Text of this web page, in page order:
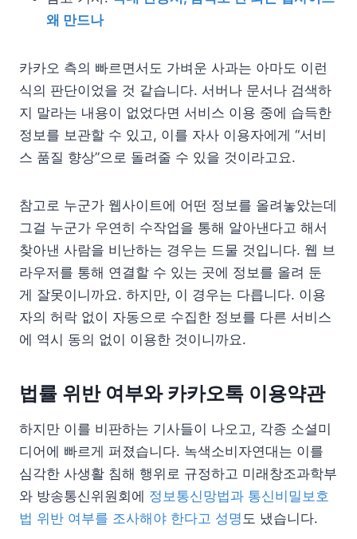
왜 만드나
카카오 측의 빠르면서도 가벼운 사과는 아마도 이런
식의 판단이었을 것 같습니다. 서버나 문서나 검색하
지 말라는 내용이 없었다면 서비스 이용 중에 습득한
정보를 보관할 수 있고, 이를 자사 이용자에게 “서비
스 품질 향상”으로 돌려줄 수 있을 것이라고요.
참고로 누군가 웹사이트에 어떤 정보를 올려놓았는데
그걸 누군가 우연히 수작업을 통해 알아낸다고 해서
찾아낸 사람을 비난하는 경우는 드물 것입니다. 웹 브
라우저를 통해 연결할 수 있는 곳에 정보를 올려 둔
게 잘못이니까요. 하지만, 이 경우는 다릅니다. 이용
자의 허락 없이 자동으로 수집한 정보를 다른 서비스
에 역시 동의 없이 이용한 것이니까요.
법률 위반 여부와 카카오톡 이용약관
하지만 이를 비판하는 기사들이 나오고, 각종 소셜미
디어에 빠르게 퍼졌습니다. 녹색소비자연대는 이를
심각한 사생활 침해 행위로 규정하고 미래창조과학부
와 방송통신위원회에 정보통신망법과 통신비밀보호
법 위반 여부를 조사해야 한다고 성명 도 냈습니다.